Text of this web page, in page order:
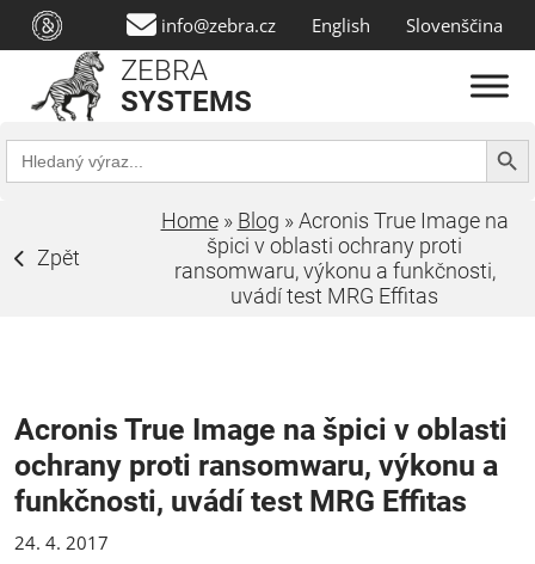
info@zebra.cz English Slovenščina
ZEBRA
SYSTEMS
Search
for:
Search
Zpět
Home» Blog »Acronis True Image na
špici v oblasti ochrany proti
ransomwaru, výkonu a funkčnosti,
uvádí test MRG Effitas
Acronis True Image na špici v oblasti
ochrany proti ransomwaru, výkonu a
funkčnosti, uvádí test MRG Effitas
24. 4. 2017